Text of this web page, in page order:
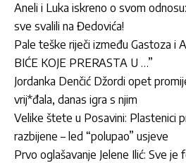
Aneli i Luka iskreno o svom
sve svalili na Đedovića!
Pale teške riječi između Gastoza i
BIĆE KOJE PRERASTA U …”
Jordan­ka Denčić Džordi opet
vrij*đala, danas igra s njim
Velike štete u Posavini: Plastenici
razbijene – led “polupao” usjeve
Prvo oglašavanje Jelene Ilić: Sve je